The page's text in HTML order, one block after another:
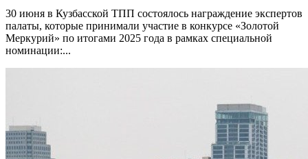
30 июня в Кузбасской ТПП состоялось награждение экспертов
палаты, которые принимали участие в конкурсе «Золотой
Меркурий» по итогами 2025 года в рамках специальной
номинации:...